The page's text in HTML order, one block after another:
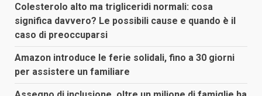
Colesterolo alto ma trigliceridi normali: cosa
significa davvero? Le possibili cause e quando è il
caso di preoccuparsi
Amazon introduce le ferie solidali, fino a 30 giorni
per assistere un familiare